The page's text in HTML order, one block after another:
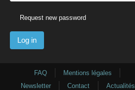
Request new password
FAQ
Mentions légales
Newsletter
Contact
Actualités